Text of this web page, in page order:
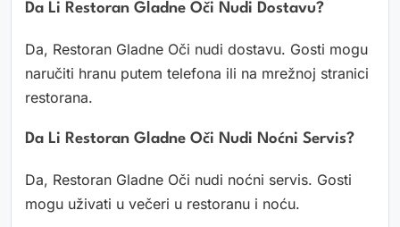
Da Li Restoran Gladne Oči Nudi Dostavu?
Da, Restoran Gladne Oči nudi dostavu. Gosti mogu
naručiti hranu putem telefona ili na mrežnoj stranici
restorana.
Da Li Restoran Gladne Oči Nudi Noćni Servis?
Da, Restoran Gladne Oči nudi noćni servis. Gosti
mogu uživati u večeri u restoranu i noću.